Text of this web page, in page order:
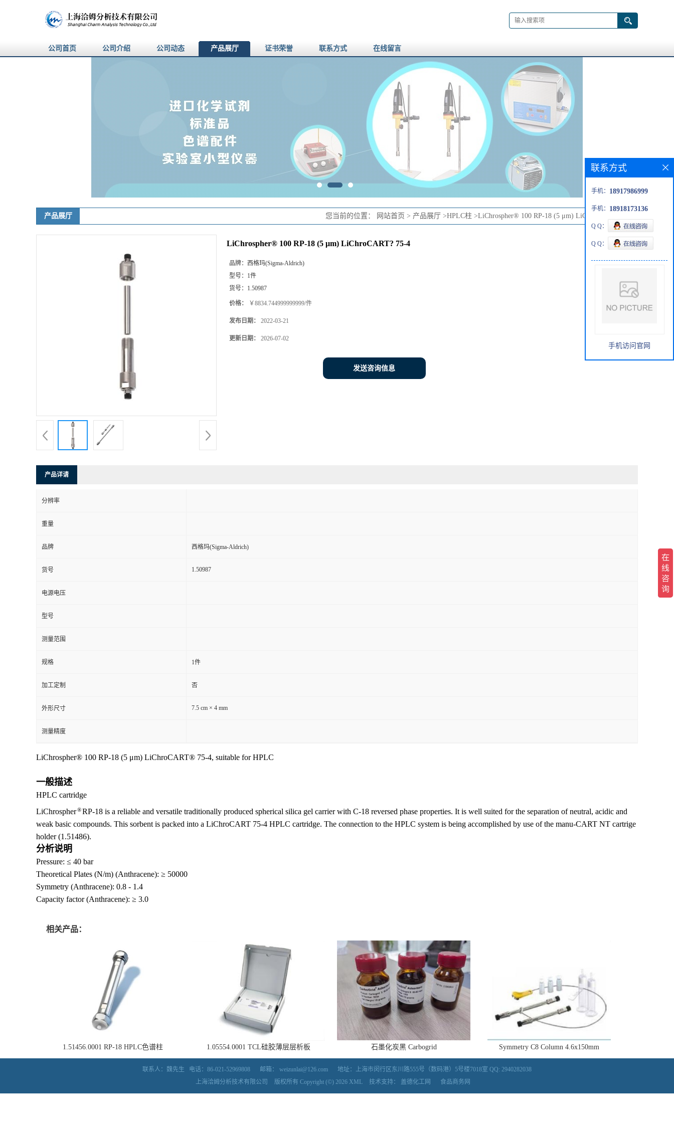
公司首页 公司介绍 公司动态 产品展厅 证书荣誉 联系方式 在线留言
产品展厅 您当前的位置： 网站首页 > 产品展厅 >HPLC柱 >LiChrospher® 100 RP-18 (5 μm) LiChroCART? 75-4
LiChrospher® 100 RP-18 (5 μm) LiChroCART? 75-4
品牌： 西格玛(Sigma-Aldrich)
型号： 1件
货号： 1.50987
价格： ￥8834.744999999999/件
发布日期： 2022-03-21
更新日期： 2026-07-02
发送咨询信息
产品详请
分辨率
重量
品牌 西格玛(Sigma-Aldrich)
货号 1.50987
电源电压
型号
测量范围
规格 1件
加工定制 否
外形尺寸 7.5 cm × 4 mm
测量精度
LiChrospher® 100 RP-18 (5 μm) LiChroCART® 75-4, suitable for HPLC
一般描述
HPLC cartridge
LiChrospher®RP-18 is a reliable and versatile traditionally produced spherical silica gel carrier with C-18 reversed phase properties. It is well suited for the separation of neutral, acidic and
weak basic compounds. This sorbent is packed into a LiChroCART 75-4 HPLC cartridge. The connection to the HPLC system is being accomplished by use of the manu-CART NT cartrige
holder (1.51486).
分析说明
Pressure: ≤ 40 bar
Theoretical Plates (N/m) (Anthracene): ≥ 50000
Symmetry (Anthracene): 0.8 - 1.4
Capacity factor (Anthracene): ≥ 3.0
相关产品：
1.51456.0001 RP-18 HPLC色谱柱 1.05554.0001 TCL硅胶薄层层析板 石墨化炭黑 Carbogrid Symmetry C8 Column 4.6x150mm
联系方式
手机： 18917986999
手机： 18918173136
Q Q：
Q Q：
手机访问官网
联系人：魏先生 电话：86-021-52969808 邮箱： weizunlai@126.com
地址：上海市闵行区东川路555号（数码港）5号楼7018室 QQ: 2940282038
上海洽姆分析技术有限公司
版权所有 Copyright (©) 2026 XML 技术支持： 盖德化工网 食品商务网